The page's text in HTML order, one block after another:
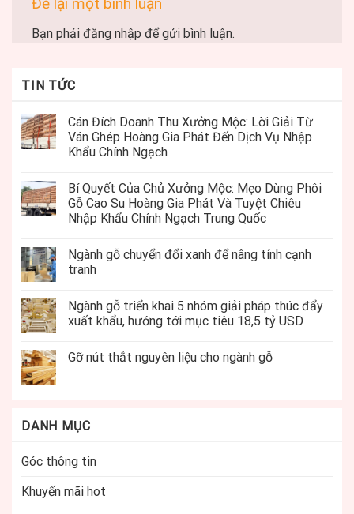
Để lại một bình luận
Bạn phải đăng nhập để gửi bình luận.
TIN TỨC
Cán Đích Doanh Thu Xưởng Mộc: Lời Giải Từ
Ván Ghép Hoàng Gia Phát Đến Dịch Vụ Nhập
Khẩu Chính Ngạch
Bí Quyết Của Chủ Xưởng Mộc: Mẹo Dùng Phôi
Gỗ Cao Su Hoàng Gia Phát Và Tuyệt Chiêu
Nhập Khẩu Chính Ngạch Trung Quốc
Ngành gỗ chuyển đổi xanh để nâng tính cạnh
tranh
Ngành gỗ triển khai 5 nhóm giải pháp thúc đẩy
xuất khẩu, hướng tới mục tiêu 18,5 tỷ USD
Gỡ nút thắt nguyên liệu cho ngành gỗ
DANH MỤC
Góc thông tin
Khuyến mãi hot